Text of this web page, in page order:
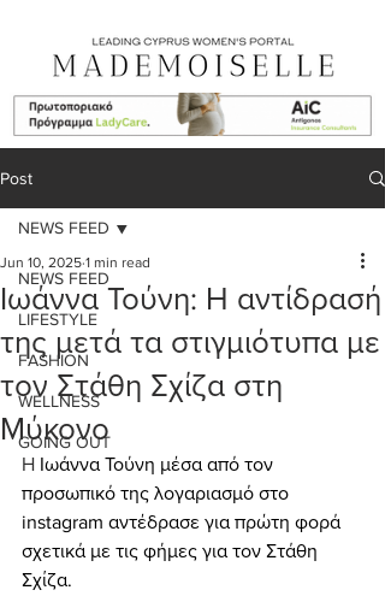
Post
NEWS FEED
LIFESTYLE
FASHION
WELLNESS
GOING OUT
NEWS FEED
Ιωάννα Τούνη: Η αντίδρασή
της μετά τα στιγμιότυπα με
τον Στάθη Σχίζα στη
Μύκονο
Jun 10, 2025 1 min read
Η Ιωάννα Τούνη μέσα από τον
προσωπικό της λογαριασμό στο
instagram αντέδρασε για πρώτη φορά
σχετικά με τις φήμες για τον Στάθη
Σχίζα.